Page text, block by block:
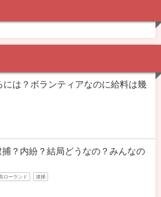
には？ボランティアなのに給料は幾
？内紛？結局どうなの？みんなの
ローランド 逮捕